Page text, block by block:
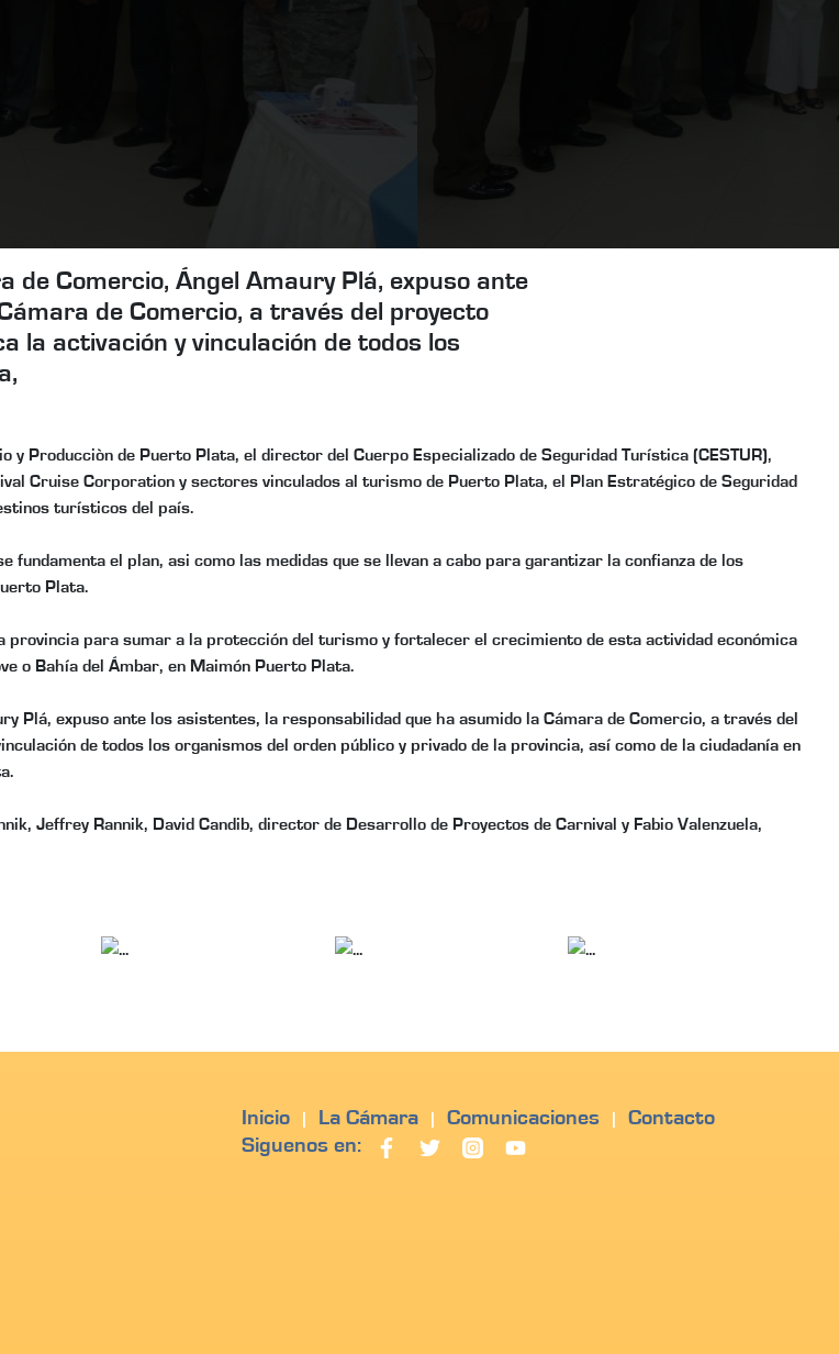
de Comercio, Ángel Amaury Plá, expuso ante
de Comercio, a través del proyecto
la activación y vinculación de todos los
y Producciòn de Puerto Plata, el director del Cuerpo Especializado de Seguridad Turística (CESTUR),
Cruise Corporation y sectores vinculados al turismo de Puerto Plata, el Plan Estratégico de Seguridad
turísticos del país.
el plan, asi como las medidas que se llevan a cabo para garantizar la confianza de los
Plata.
provincia para sumar a la protección del turismo y fortalecer el crecimiento de esta actividad económica
o Bahía del Ámbar, en Maimón Puerto Plata.
Plá, expuso ante los asistentes, la responsabilidad que ha asumido la Cámara de Comercio, a través del
de todos los organismos del orden público y privado de la provincia, así como de la ciudadanía en
Jeffrey Rannik, David Candib, director de Desarrollo de Proyectos de Carnival y Fabio Valenzuela,
Inicio La Cámara Comunicaciones
Contacto
Siguenos en: